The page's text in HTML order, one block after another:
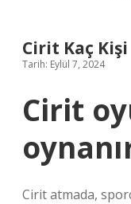
Cirit Kaç
Tarih: Eylül 7, 2024
Cirit
Cirit atmada,